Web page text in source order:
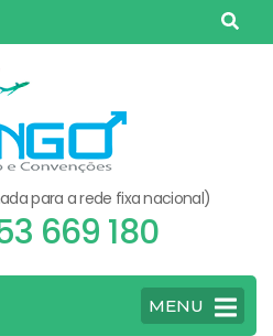
para a rede fixa nacional)
669 180
MENU